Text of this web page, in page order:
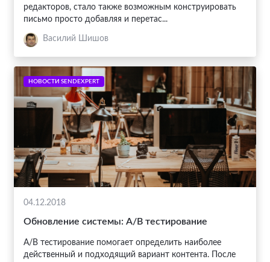
редакторов, стало также возможным конструировать
письмо просто добавляя и перетас...
Василий Шишов
НОВОСТИ SENDEXPERT
04.12.2018
Обновление системы: A/B тестирование
A/B тестирование помогает определить наиболее
действенный и подходящий вариант контента. После